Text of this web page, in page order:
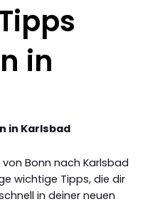
in
in Karlsbad
Bonn nach Karlsbad
wichtige Tipps, die dir
in deiner neuen